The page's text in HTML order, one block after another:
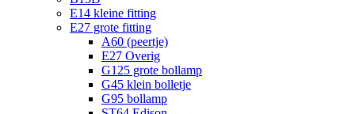
E14 kleine fitting
E27 grote fitting
A60 (peertje)
E27 Overig
G125 grote bollamp
G45 klein bolletje
G95 bollamp